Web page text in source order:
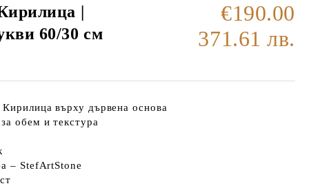
|
60/30 см
€190.00
371.61 лв.
Кирилица върху дървена основа
за обем и текстура
– StefArtStone